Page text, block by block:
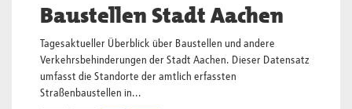
Baustellen Stadt Aachen
Tagesaktueller Überblick über Baustellen und andere
Verkehrsbehinderungen der Stadt Aachen. Dieser Datensatz
umfasst die Standorte der amtlich erfassten
Straßenbaustellen in...